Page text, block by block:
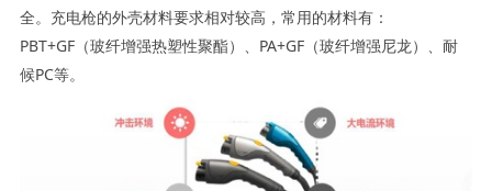
全。充电枪的外壳材料要求相对较高，常用的材料有：
PBT+GF（玻纤增强热塑性聚酯）、PA+GF（玻纤增强尼龙）、耐
候PC等。